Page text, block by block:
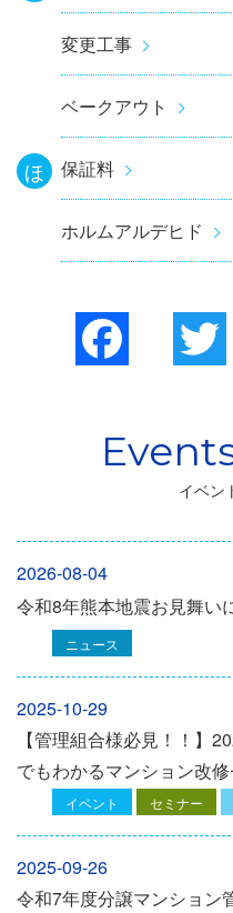
変更工事
ベークアウト
ほ 保証料
ホルムアルデヒド
Facebook
イベン
2026-08-04
令和8年熊本地震お見舞い
ニュース
2025-10-29
【管理組合様必見！！】
でもわかるマンション改
イベント セミナー
2025-09-26
令和7年度分譲マンション